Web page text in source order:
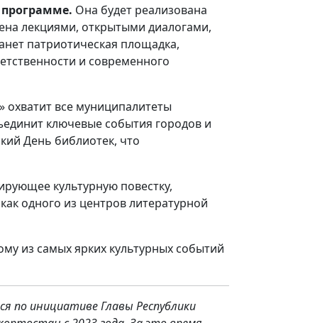
Она будет реализована
лекциями, открытыми диалогами,
патриотическая площадка,
и современного
все муниципалитеты
ключевые события городов и
День библиотек, что
культурную повестку,
одного из центров литературной
из самых ярких культурных событий
по инициативе Главы Республики